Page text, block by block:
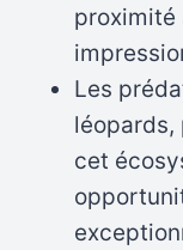
proximité
Les
léopards,
cet